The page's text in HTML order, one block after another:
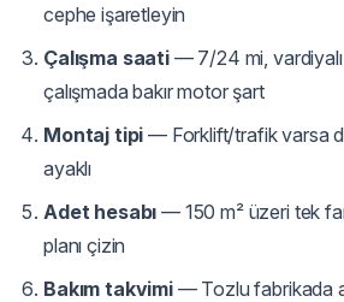
cephe işaretleyin
Çalışma saati— 7/24 mi, vardiyalı
çalışmada bakır motor şart
Montaj tipi — Forklift/trafik varsa
ayaklı
Adet hesabı — 150 m² üzeri tek
planı çizin
Bakım takvimi— Tozlu fabrikada